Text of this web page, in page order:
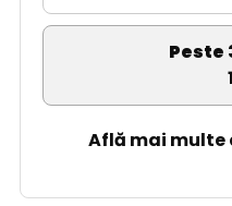
Peste
Află mai multe